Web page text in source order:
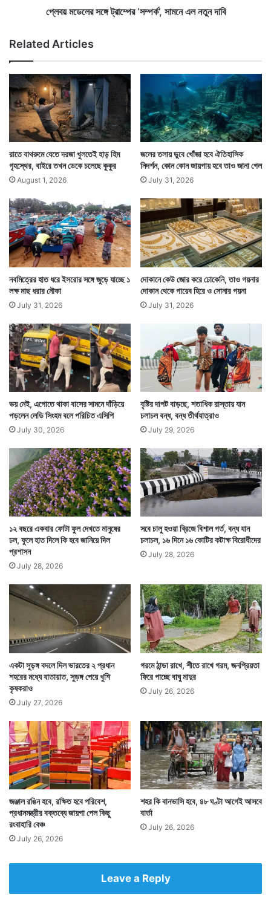
কে
উ
ঠ
ল
না
ম
‘
স
ম্প
র্ক
’
,
সা
ম
নে
এ
ল
তু
ন
দা
বি
প্লেবয় মডেলের সঙ্গে ট্রাম্পের ‘সম্পর্ক’, সামনে এল নতুন দাবি
Related Articles
রাতে বাথরুমে যেতে দরজা খুলতেই হাড় হিম
গৃহস্থের, বাইরে তখন ডেকে চলেছে কুকুর
August 1, 2026
জলের তলায় ডুবে খোঁজা হবে ঐতিহাসিক
নিদর্শন, কোন কোন জায়গায় হবে তাও জানা গেল
July 31, 2026
নবমিত্রের হাত ধরে ইসরোর সঙ্গে জুড়ে যাচ্ছে ১
লক্ষ মাছ ধরার নৌকা
July 31, 2026
দোকানে কেউ জোর করে ঢোকেনি, তাও গয়নার
দোকান থেকে গায়েব হিরে ও সোনার গয়না
July 31, 2026
ভয় নেই, এগোতে থাকা বাসের সামনে দাঁড়িয়ে
পড়লেন লেডি সিংহম বলে পরিচিত এসিপি
July 30, 2026
বৃষ্টির দাপট বাড়ছে, শতাধিক রাস্তায় যান
চলাচল বন্ধ, বন্ধ তীর্থযাত্রাও
July 29, 2026
১২ বছরে একবার ফোটা ফুল দেখতে মানুষের
ঢল, ফুলে হাত দিলে কি হবে জানিয়ে দিল
প্রশাসন
July 28, 2026
সবে চালু হওয়া ব্রিজে বিশাল গর্ত, বন্ধ যান
চলাচল, ১৬ দিনে ১৬ কোটির কটাক্ষ বিরোধীদের
July 28, 2026
একটা সুড়ঙ্গ বদলে দিল ভারতের ২ প্রধান
শহরের মধ্যে যাতায়াত, সুড়ঙ্গ পেয়ে খুশি
কৃষকরাও
July 27, 2026
গরমে ঠান্ডা রাখে, শীতে রাখে গরম, জনপ্রিয়তা
ফিরে পাচ্ছে বাঘু মাদুর
July 26, 2026
জঞ্জাল রঙিন হবে, রক্ষিত হবে পরিবেশ,
প্রধানমন্ত্রীর বক্তব্যে জায়গা পেল কিছু
রংবাহারি বেঞ্চ
July 26, 2026
শহর কি বানভাসি হবে, ৪৮ ঘণ্টা আগেই আসবে
বার্তা
July 26, 2026
Leave a Reply